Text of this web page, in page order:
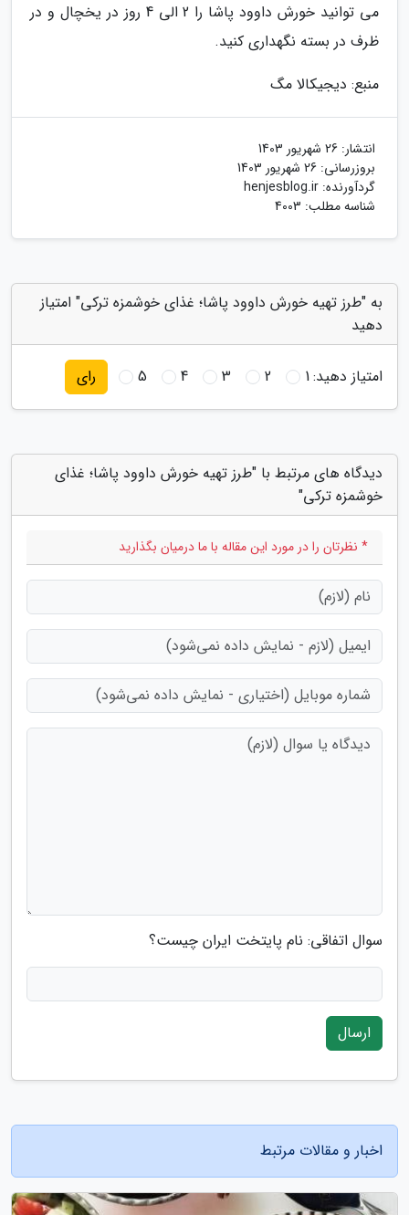
می توانید خورش داوود پاشا را 2 الی 4 روز در یخچال و در
ظرف در بسته نگهداری کنید.
منبع: دیجیکالا مگ
انتشار: 26 شهریور 1403
بروزرسانی: 26 شهریور 1403
گردآورنده: henjesblog.ir
شناسه مطلب: 4003
به "طرز تهیه خورش داوود پاشا؛ غذای خوشمزه ترکی" امتیاز
دهید
امتیاز دهید:1
2
3
4
5 رای
دیدگاه های مرتبط با "طرز تهیه خورش داوود پاشا؛ غذای
خوشمزه ترکی"
* نظرتان را در مورد این مقاله با ما درمیان بگذارید
سوال اتفاقی: نام پایتخت ایران چیست؟
ارسال
اخبار و مقالات مرتبط